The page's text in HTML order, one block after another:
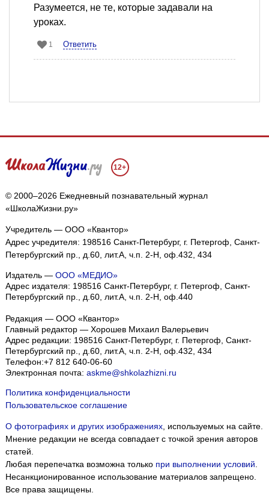
Разумеется, не те, которые задавали на
уроках.
1 Ответить
12+
© 2000–2026 Ежедневный познавательный журнал
«ШколаЖизни.ру»
Учредитель — ООО «Квантор»
Адрес учредителя: 198516 Санкт-Петербург, г. Петергоф, Санкт-
Петербургский пр., д.60, лит.А, ч.п. 2-Н, оф.432, 434
Издатель — ООО «МЕДИО»
Адрес издателя: 198516 Санкт-Петербург, г. Петергоф, Санкт-
Петербургский пр., д.60, лит.А, ч.п. 2-Н, оф.440
Редакция — ООО «Квантор»
Главный редактор — Хорошев Михаил Валерьевич
Адрес редакции: 198516 Санкт-Петербург, г. Петергоф, Санкт-
Петербургский пр., д.60, лит.А, ч.п. 2-Н, оф.432, 434
Телефон:+7 812 640-06-60
Электронная почта: askme@shkolazhizni.ru
Политика конфиденциальности
Пользовательское соглашение
О фотографиях и других изображениях, используемых на сайте.
Мнение редакции не всегда совпадает с точкой зрения авторов
статей.
Любая перепечатка возможна только при выполнении условий.
Несанкционированное использование материалов запрещено.
Все права защищены.